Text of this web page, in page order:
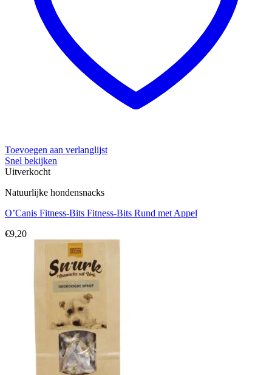
Toevoegen aan verlanglijst
Snel bekijken
Uitverkocht
Natuurlijke hondensnacks
O’Canis Fitness-Bits Fitness-Bits Rund met Appel
€9,20